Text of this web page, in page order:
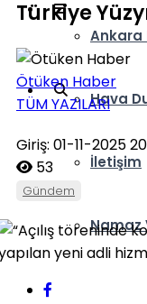
Ankara
Hava
İletişim
Namaz
Türkiye
Ötüken Haber
TÜM YAZILARI
Giriş: 01-11-2025
53
Gündem